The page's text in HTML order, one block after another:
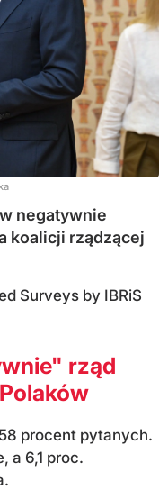
negatywnie
koalicji rządzącej
Surveys by IBRiS
rząd
procent pytanych.
a 6,1 proc.